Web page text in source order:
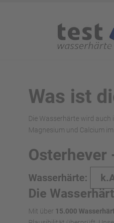
Was ist
Die Wasserhärte wird auch
Magnesium und Calcium
Osterhever
Wasserhärte:
Die
Mit über 15.000